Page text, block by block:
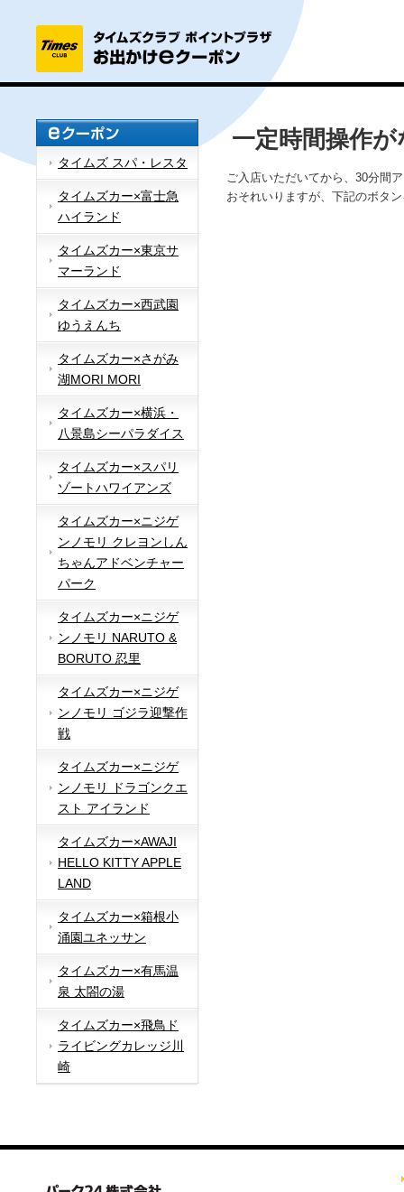
タイムズ スパ・レスタ
タイムズカー×富士急
ハイランド
タイムズカー×東京サ
マーランド
タイムズカー×西武園
ゆうえんち
タイムズカー×さがみ
湖MORI MORI
タイムズカー×横浜・
八景島シーパラダイス
タイムズカー×スパリ
ゾートハワイアンズ
タイムズカー×ニジゲ
ンノモリ クレヨンしん
ちゃんアドベンチャー
パーク
タイムズカー×ニジゲ
ンノモリ NARUTO &
BORUTO 忍里
タイムズカー×ニジゲ
ンノモリ ゴジラ迎撃作
戦
タイムズカー×ニジゲ
ンノモリ ドラゴンクエ
スト アイランド
タイムズカー×AWAJI
HELLO KITTY APPLE
LAND
タイムズカー×箱根小
涌園ユネッサン
タイムズカー×有馬温
泉 太閤の湯
タイムズカー×飛鳥ド
ライビングカレッジ川
崎
一定時間操作
ご入店いただいてから、30分間
おそれいりますが、下記のボタ